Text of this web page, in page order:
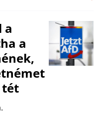
a
a
tét